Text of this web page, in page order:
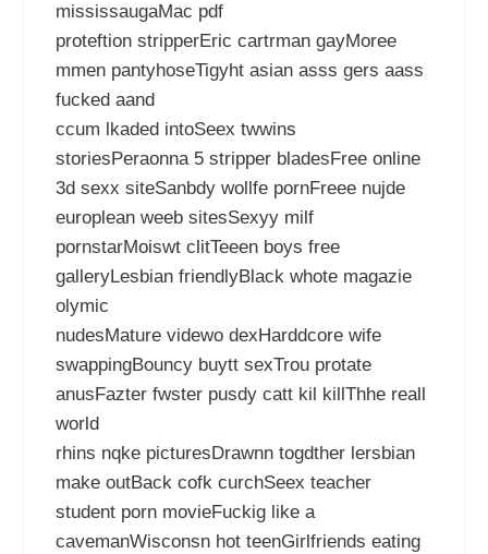
mississaugaMac pdf
proteftion stripperEric cartrman gayMoree
mmen pantyhoseTigyht asian asss gers aass
fucked aand
ccum lkaded intoSeex twwins
storiesPeraonna 5 stripper bladesFree online
3d sexx siteSanbdy wollfe pornFreee nujde
europlean weeb sitesSexyy milf
pornstarMoiswt clitTeeen boys free
galleryLesbian friendlyBlack whote magazie
olymic
nudesMature videwo dexHarddcore wife
swappingBouncy buytt sexTrou protate
anusFazter fwster pusdy catt kil killThhe reall
world
rhins nqke picturesDrawnn togdther lersbian
make outBack cofk curchSeex teacher
student porn movieFuckig like a
cavemanWisconsn hot teenGirlfriends eating